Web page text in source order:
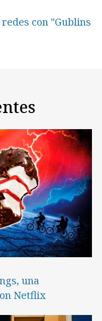
con "Gublins
una
Netflix